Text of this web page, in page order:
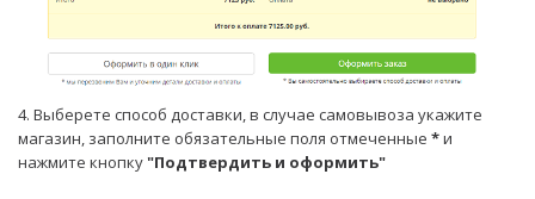
4. Выберете способ доставки, в случае самовывоза укажите
магазин, заполните обязательные поля отмеченные *и
нажмите кнопку "Подтвердить и оформить"